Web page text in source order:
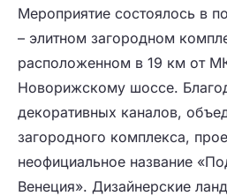
Мероприятие состоялось в
– элитном загородном
расположенном в 19 км от
Новорижскому шоссе.
декоративных каналов,
загородного комплекса,
неофициальное название
Венеция». Дизайнерские